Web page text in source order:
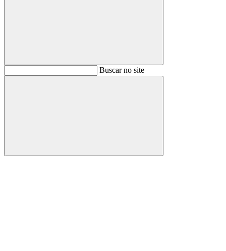
BuscarBuscar no site
Buscar